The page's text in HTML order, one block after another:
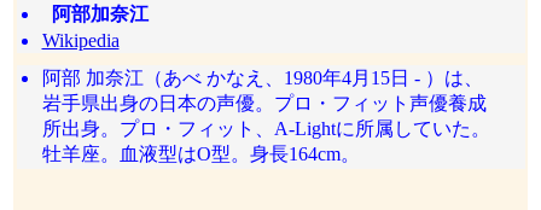
阿部加奈江
Wikipedia
阿部 加奈江（あべ かなえ、1980年4月15日 - ）は、
岩手県出身の日本の声優。プロ・フィット声優養成
所出身。プロ・フィット、A-Lightに所属していた。
牡羊座。血液型はO型。身長164cm。